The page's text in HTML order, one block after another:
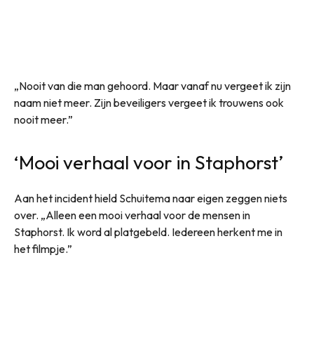
„Nooit van die man gehoord. Maar vanaf nu vergeet ik zijn
naam niet meer. Zijn beveiligers vergeet ik trouwens ook
nooit meer.”
‘Mooi verhaal voor in Staphorst’
Aan het incident hield Schuitema naar eigen zeggen niets
over. „Alleen een mooi verhaal voor de mensen in
Staphorst. Ik word al platgebeld. Iedereen herkent me in
het filmpje.”